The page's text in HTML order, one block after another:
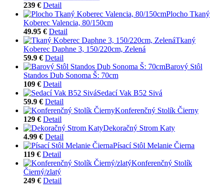
239 € Detail
Plocho Tkaný
Koberec Valencia, 80/150cm
49.95 € Detail
Tkaný
Koberec Daphne 3, 150/220cm, Zelená
59.9 € Detail
Barový Stôl
Standos Dub Sonoma Š: 70cm
109 € Detail
Sedací Vak B52 Sivá
59.9 € Detail
Konferenčný Stolík Čierny
129 € Detail
Dekoračný Strom Katy
4.99 € Detail
Písací Stôl Melanie Čierna
119 € Detail
Konferenčný Stolík
Čierný/zlatý
249 € Detail